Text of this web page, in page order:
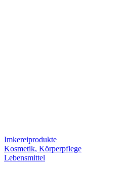
Imkereiprodukte
Kosmetik, Körperpflege
Lebensmittel